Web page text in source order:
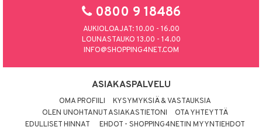
0800 9 18486
AUKIOLOAJAT: 10.00 - 16.00
LOUNASTAUKO 13.00 - 14.00
INFO@SHOPPING4NET.COM
ASIAKASPALVELU
OMA PROFIILI
KYSYMYKSIÄ & VASTAUKSIA
OLEN UNOHTANUT ASIAKASTIETONI
OTA YHTEYTTÄ
EDULLISET HINNAT
EHDOT - SHOPPING4NETIN MYYNTIEHDOT